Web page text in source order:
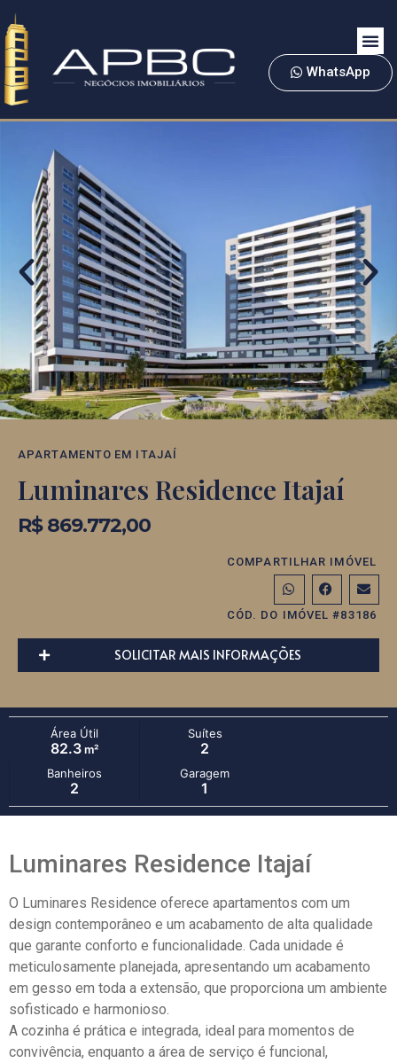
WhatsApp
APARTAMENTO EM ITAJAÍ
Luminares Residence Itajaí
R$ 869.772,00
COMPARTILHAR IMÓVEL
CÓD. DO IMÓVEL #83186
SOLICITAR MAIS INFORMAÇÕES
Área Útil
82.3m²
Suítes
2
Banheiros
2
Garagem
1
Luminares Residence Itajaí
O Luminares Residence oferece apartamentos com um
design contemporâneo e um acabamento de alta qualidade
que garante conforto e funcionalidade. Cada unidade é
meticulosamente planejada, apresentando um acabamento
em gesso em toda a extensão, que proporciona um ambiente
sofisticado e harmonioso.
A cozinha é prática e integrada, ideal para momentos de
convivência, enquanto a área de serviço é funcional,